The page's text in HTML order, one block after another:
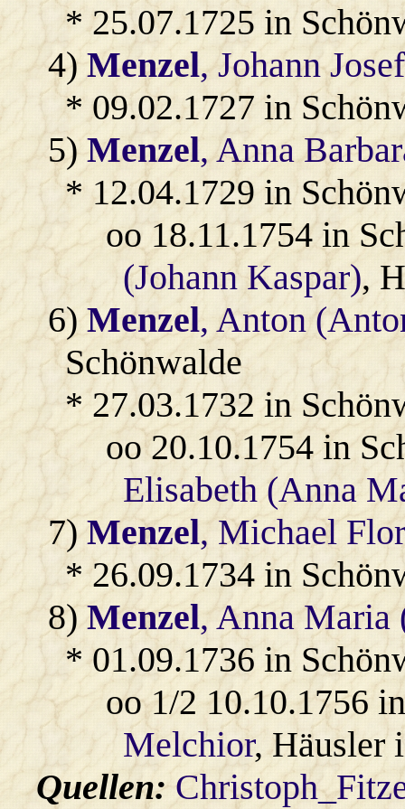
* 25.07.1725 in
4)Menzel, Johann Josef
* 09.02.1727 in
5)Menzel, Anna
* 12.04.1729 in
oo 18.11.1754 in
(Johann Kaspar),
6)Menzel, Anton
Schönwalde
* 27.03.1732 in
oo 20.10.1754 in
Elisabeth (Anna
7)Menzel, Michael
* 26.09.1734 in
8)Menzel, Anna Maria
* 01.09.1736 in
oo 1/2 10.10.1756
Melchior, Häusler
Quellen: